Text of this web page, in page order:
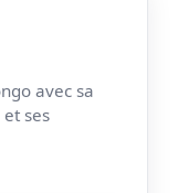
avec sa
ses